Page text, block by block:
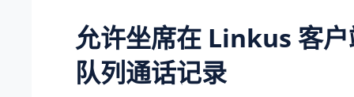
允许坐席在 Linkus 客
队列通话记录